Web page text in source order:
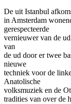
De uit Istanbul
in Amsterdam
gerespecteerde
vernieuwer van de
van
de ud door er twee
nieuwe
techniek voor de
Anatolische
volksmuziek en de
tradities van over de